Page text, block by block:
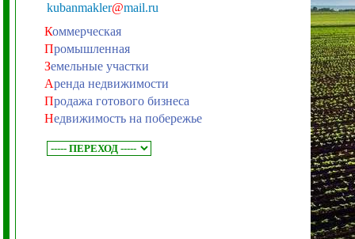
kubanmakler@mail.ru
Коммерческая
Промышленная
Земельные участки
Аренда недвижимости
Продажа готового бизнеса
Недвижимость на побережье